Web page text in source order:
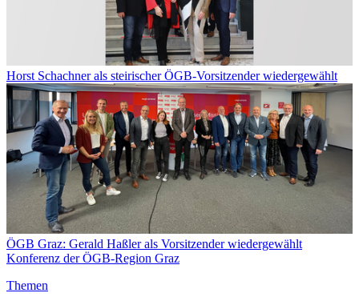
Horst Schachner als steirischer ÖGB-Vorsitzender wiedergewählt
ÖGB Graz: Gerald Haßler als Vorsitzender wiedergewählt
Konferenz der ÖGB-Region Graz
Themen